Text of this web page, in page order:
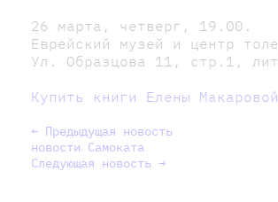
26 марта, четверг, 19.00.
Еврейский музей и центр
Ул. Образцова 11, стр.1,
Купить книги Елены Макаровой
← Предыдущая новость
новости Самоката
Следующая новость →